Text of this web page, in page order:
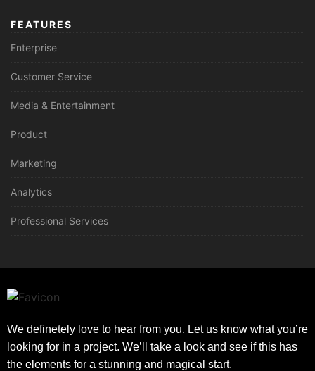
FEATURES
Enterprise
Customer Service
Media & Entertainment
Product
Marketing
Analytics
Professional Services
We definetely love to hear from you. Let us know what you’re
looking for in a project. We’ll take a look and see if this has
the elements for a stunning and magical start.